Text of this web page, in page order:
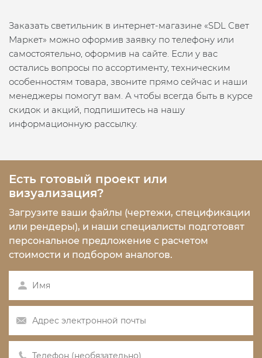
Заказать светильник в интернет-магазине «SDL Свет
Маркет» можно оформив заявку по телефону или
самостоятельно, оформив на сайте. Если у вас
остались вопросы по ассортименту, техническим
особенностям товара, звоните прямо сейчас и наши
менеджеры помогут вам. А чтобы всегда быть в курсе
скидок и акций, подпишитесь на нашу
информационную рассылку.
Есть готовый проект или
визуализация?
Загрузите ваши файлы (чертежи, спецификации
или рендеры), и наши специалисты подготовят
персональное предложение с расчетом
стоимости и подбором аналогов.